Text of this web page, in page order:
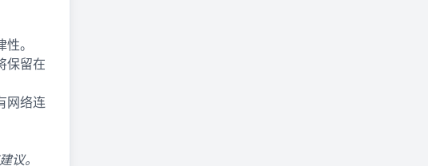
。
保留在
网络连
议。